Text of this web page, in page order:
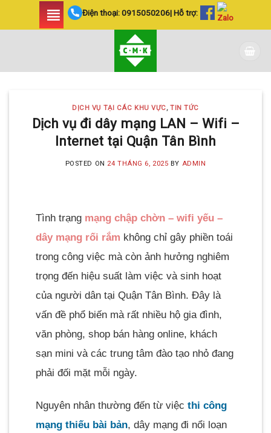
Điện thoại:0915050206| Hỗ trợ:
DỊCH VỤ TẠI CÁC KHU VỰC,TIN TỨC
Dịch vụ đi dây mạng LAN – Wifi –
Internet tại Quận Tân Bình
POSTED ON 24 THÁNG 6, 2025 BY ADMIN
Tình trạng mạng chập chờn – wifi yếu –
dây mạng rối rắm không chỉ gây phiền toái
trong công việc mà còn ảnh hưởng nghiêm
trọng đến hiệu suất làm việc và sinh hoạt
của người dân tại Quận Tân Bình. Đây là
vấn đề phổ biến mà rất nhiều hộ gia đình,
văn phòng, shop bán hàng online, khách
sạn mini và các trung tâm đào tạo nhỏ đang
phải đối mặt mỗi ngày.
Nguyên nhân thường đến từ việc thi công
mạng thiếu bài bản, dây mạng đi nổi loạn